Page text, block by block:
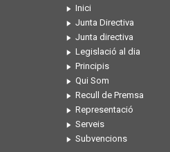
Inici
Junta Directiva
Junta directiva
Legislació al dia
Principis
Qui Som
Recull de Premsa
Representació
Serveis
Subvencions